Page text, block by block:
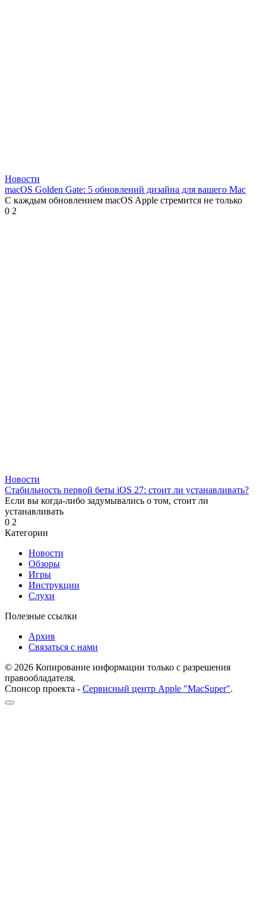
Новости
macOS Golden Gate: 5 обновлений дизайна для вашего Mac
С каждым обновлением macOS Apple стремится не только
0 2
Новости
Стабильность первой беты iOS 27: стоит ли устанавливать?
Если вы когда-либо задумывались о том, стоит ли
устанавливать
0 2
Категории
Новости
Обзоры
Игры
Инструкции
Слухи
Полезные ссылки
Архив
Связаться с нами
© 2026 Копирование информации только с разрешения
правообладателя.
Спонсор проекта - Сервисный центр Apple "MacSuper".